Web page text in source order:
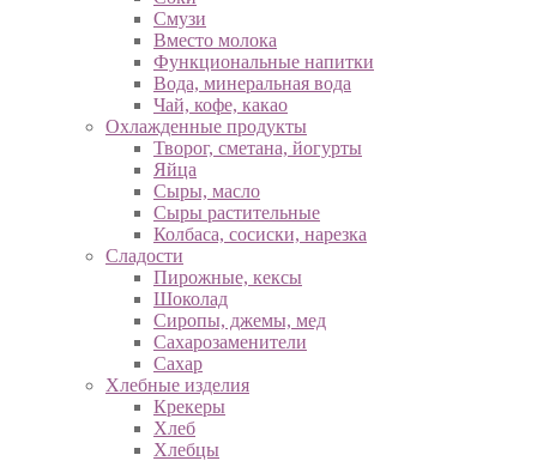
Смузи
Вместо молока
Функциональные напитки
Вода, минеральная вода
Чай, кофе, какао
Охлажденные продукты
Творог, сметана, йогурты
Яйца
Сыры, масло
Сыры растительные
Колбаса, сосиски, нарезка
Сладости
Пирожные, кексы
Шоколад
Сиропы, джемы, мед
Сахарозаменители
Сахар
Хлебные изделия
Крекеры
Хлеб
Хлебцы